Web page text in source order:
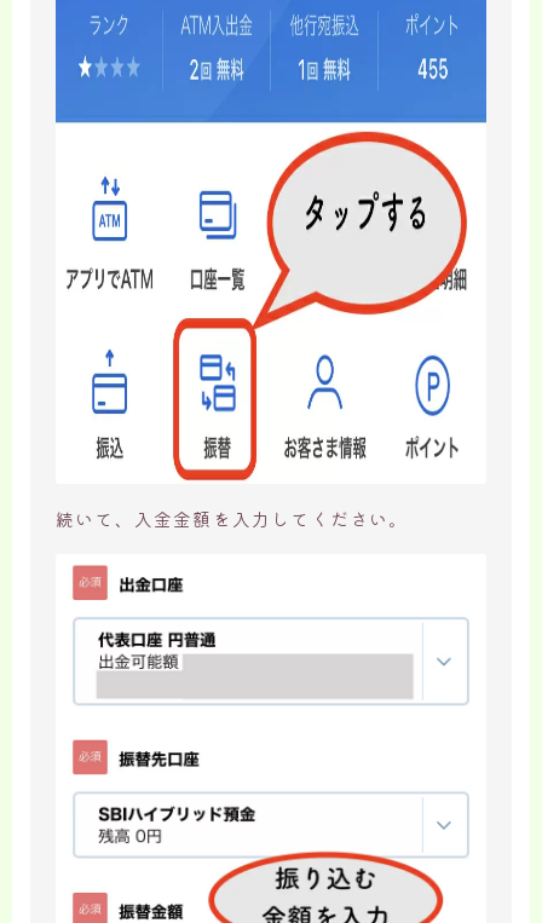
続いて、入金金額を入力してください。